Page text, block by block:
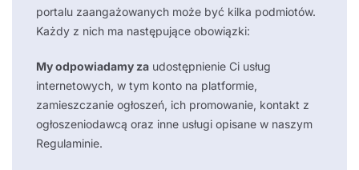
portalu zaangażowanych może być kilka podmiotów.
Każdy z nich ma następujące obowiązki:
My odpowiadamy za udostępnienie Ci usług
internetowych, w tym konto na platformie,
zamieszczanie ogłoszeń, ich promowanie, kontakt z
ogłoszeniodawcą oraz inne usługi opisane w naszym
Regulaminie.